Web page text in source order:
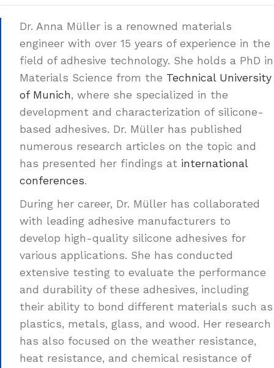
Dr. Anna Müller is a renowned materials
engineer with over 15 years of experience in the
field of adhesive technology. She holds a PhD in
Materials Science from the Technical University
of Munich, where she specialized in the
development and characterization of silicone-
based adhesives. Dr. Müller has published
numerous research articles on the topic and
has presented her findings at international
conferences.
During her career, Dr. Müller has collaborated
with leading adhesive manufacturers to
develop high-quality silicone adhesives for
various applications. She has conducted
extensive testing to evaluate the performance
and durability of these adhesives, including
their ability to bond different materials such as
plastics, metals, glass, and wood. Her research
has also focused on the weather resistance,
heat resistance, and chemical resistance of